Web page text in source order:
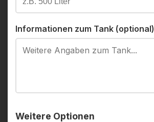
Informationen zum Tank (optional)
Weitere Optionen